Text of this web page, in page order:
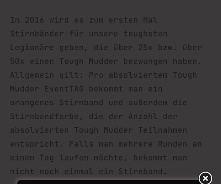
In 2016 wird es zum ersten Mal
Stirnbänder für unsere toughsten
Legionäre geben, die über 25x bzw. über
50x einen Tough Mudder bezwungen haben.
Allgemein gilt: Pro absolviertem Tough
Mudder EventTAG bekommt man ein
orangenes Stirnband und außerdem die
Stirnbandfarbe, die der Anzahl der
absolvierten Tough Mudder Teilnahmen
entspricht. Falls man mehrere Runden an
einem Tag laufen möchte, bekommt man
nicht noch einmal ein Stirnband.